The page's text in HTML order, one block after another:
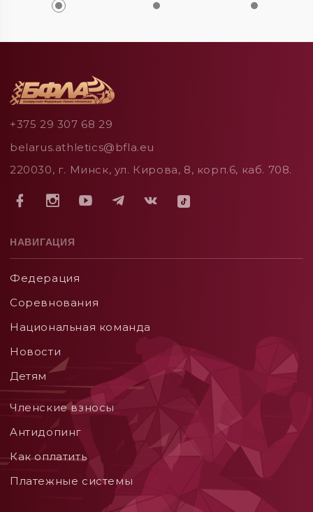
+375 29 307 68 29
belarus.athletics@bfla.eu
220030, г. Минск, ул. Кирова, 8, корп.6, каб. 708.
НАВИГАЦИЯ
Федерация
Соревнования
Национальная команда
Новости
Детям
Членские взносы
Aнтидопинг
Как оплатить
Платежные системы